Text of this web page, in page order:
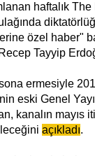
haftalık
özel haber"
Tayyip
sona ermesiyle
eski Genel
kanalın mayıs
açıkladı.